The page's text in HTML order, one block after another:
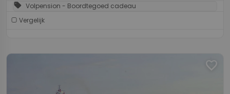
sell Volpension - Boordtegoed cadeau
Vergelijk
favorite